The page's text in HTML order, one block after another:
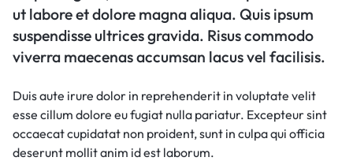
ut labore et dolore magna aliqua. Quis ipsum
suspendisse ultrices gravida. Risus commodo
viverra maecenas accumsan lacus vel facilisis.
Duis aute irure dolor in reprehenderit in voluptate velit
esse cillum dolore eu fugiat nulla pariatur. Excepteur sint
occaecat cupidatat non proident, sunt in culpa qui officia
deserunt mollit anim id est laborum.